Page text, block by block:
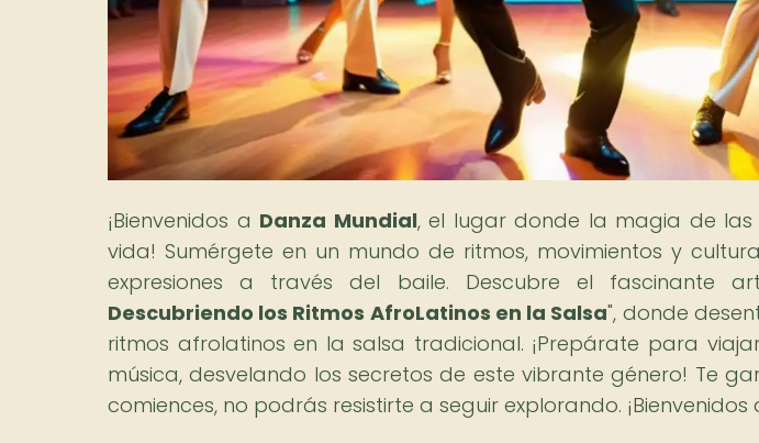
¡Bienvenidos a Danza Mundial, el lugar donde la magia de
vida! Sumérgete en un mundo de ritmos, movimientos y
expresiones a través del baile. Descubre el fascinante
Descubriendo los Ritmos AfroLatinos en la Salsa", donde
ritmos afrolatinos en la salsa tradicional. ¡Prepárate para
música, desvelando los secretos de este vibrante género! Te
comiences, no podrás resistirte a seguir explorando. ¡Bienvenidos